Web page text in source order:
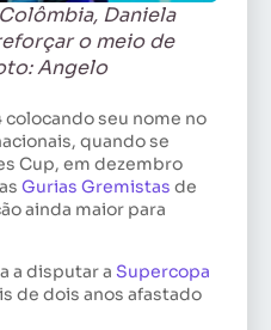
Daniela
o meio de
Angelo
seu nome no
quando se
Cup, em dezembro
Gurias Gremistas de
ainda maior para
a disputar a Supercopa
de dois anos afastado